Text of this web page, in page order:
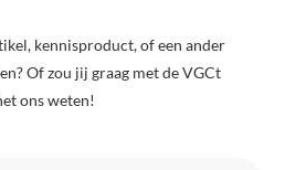
kennisproduct, of een ander
Of zou jij graag met de VGCt
ons weten!